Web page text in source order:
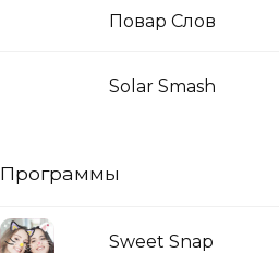
Повар Слов
Solar Smash
Программы
Sweet Snap